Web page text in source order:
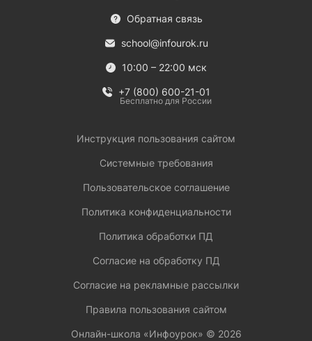
Обратная связь
school@infourok.ru
10:00 – 22:00 мск
+7 (800) 600-21-01
Бесплатно для России
Инструкция пользования сайтом
Системные требования
Пользовательское соглашение
Политика конфиденциальности
Политика обработки ПД
Согласие на обработку ПД
Согласие на рекламные рассылки
Правила пользования сайтом
Онлайн-школа «Инфоурок» © 2026